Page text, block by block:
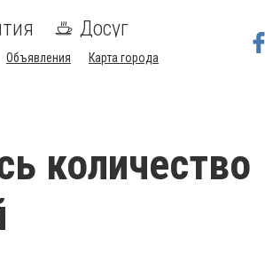
Досуг
Объявления Карта города
количество